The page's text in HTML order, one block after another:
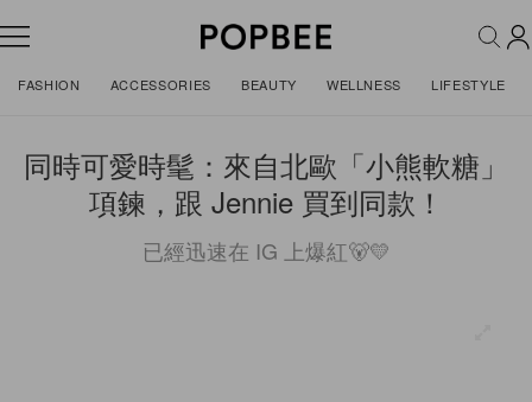
FASHION ACCESSORIES BEAUTY WELLNESS LIFESTYLE
同時可愛時髦：來自北歐「小熊軟糖」
項鍊，跟 Jennie 買到同款！
已經迅速在 IG 上爆紅🐻💛